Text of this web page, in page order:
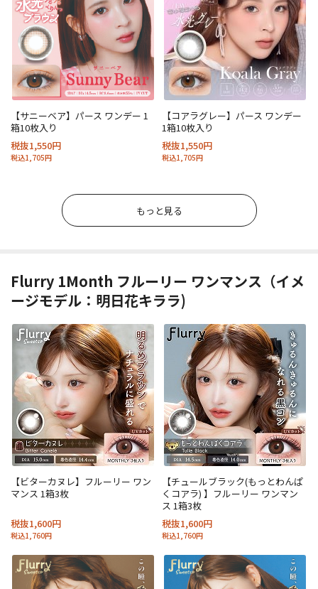
【サニーベア】パース ワンデー 1
箱10枚入り
税抜1,550円
税込1,705円
【コアラグレー】パース ワンデー
1箱10枚入り
税抜1,550円
税込1,705円
もっと見る
Flurry 1Month フルーリー ワンマンス（イメ
ージモデル：明日花キララ)
【ビターカヌレ】フルーリー ワン
マンス 1箱3枚
税抜1,600円
税込1,760円
【チュールブラック(もっとわんぱ
くコアラ) 】フルーリー ワンマン
ス 1箱3枚
税抜1,600円
税込1,760円